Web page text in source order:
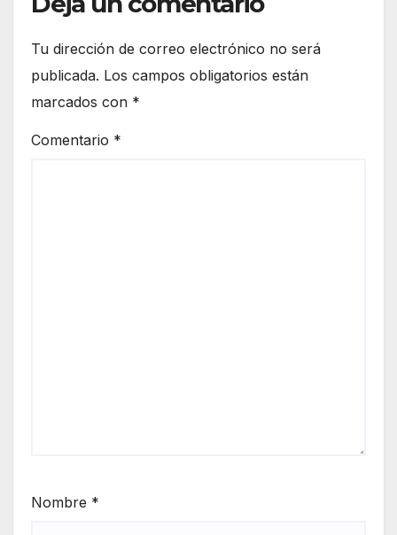
Tu dirección de correo electrónico no será
publicada. Los campos obligatorios están
marcados con *
Comentario *
Nombre *